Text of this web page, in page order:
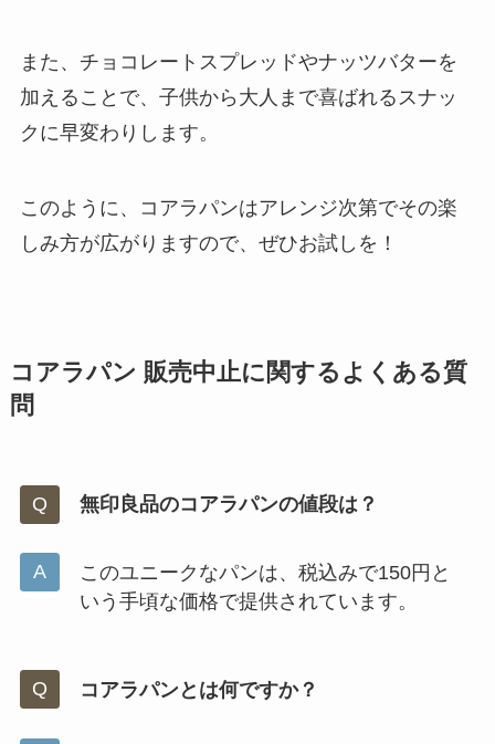
グアンチャーレはどこで買える？
気になる作り方は？販売店東京だ
とどこで売ってる？
仙台でしか買えないお土産は？常
温の商品は何がある？おしゃれな
カップヌードル リフィル 販売終
了の理由は？
また、チョコレートスプレッドやナッツバターを
加えることで、子供から大人まで喜ばれるスナッ
クに早変わりします。
このように、コアラパンはアレンジ次第でその楽
しみ方が広がりますので、ぜひお試しを！
コアラパン 販売中止に関するよくある質
問
無印良品のコアラパンの値段は？
このユニークなパンは、税込みで150円と
いう手頃な価格で提供されています。
コアラパンとは何ですか？